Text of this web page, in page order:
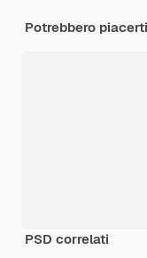
Potrebbero
PSD correlati